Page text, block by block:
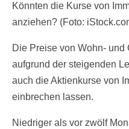
Könnten die Kurse von
anziehen? (Foto:
Die Preise von Wohn-
aufgrund der steigenden
auch die Aktienkurse von
einbrechen lassen.
Niedriger als vor zwölf